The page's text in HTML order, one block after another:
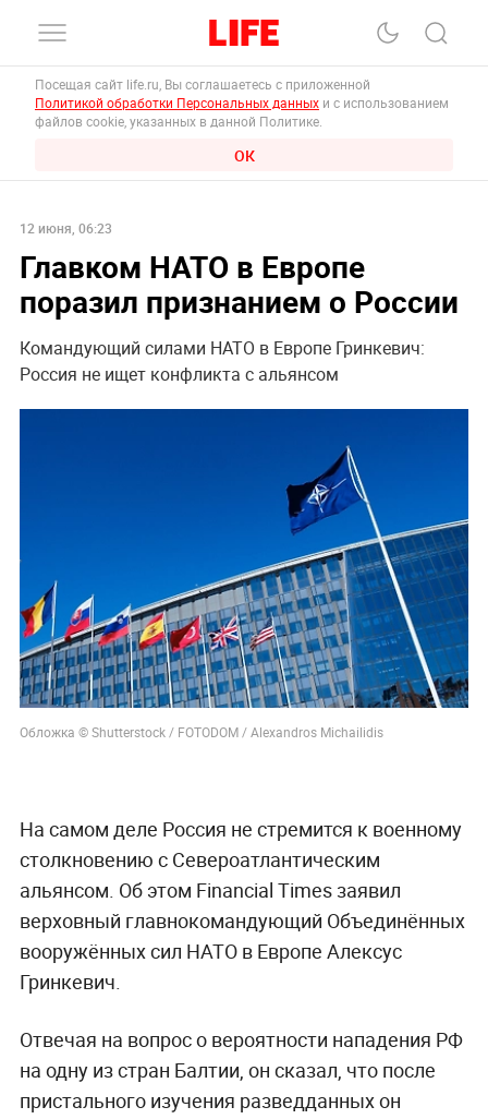
Посещая сайт life.ru, Вы соглашаетесь с приложенной
Политикой обработки Персональных данных и с использованием
файлов cookie, указанных в данной Политике.
ОК
12 июня, 06:23
Главком НАТО в Европе
поразил признанием о России
Командующий силами НАТО в Европе Гринкевич:
Россия не ищет конфликта с альянсом
Обложка © Shutterstock / FOTODOM / Alexandros Michailidis
На самом деле Россия не стремится к военному
столкновению с Североатлантическим
альянсом. Об этом Financial Times заявил
верховный главнокомандующий Объединённых
вооружённых сил НАТО в Европе Алексус
Гринкевич.
Отвечая на вопрос о вероятности нападения РФ
на одну из стран Балтии, он сказал, что после
пристального изучения разведданных он